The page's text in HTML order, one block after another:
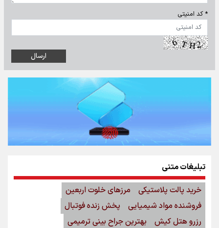
* کد امنیتی
تبلیغات متنی
خرید پالت پلاستیکی
مرزهای خلوت اربعین
فروشنده مواد شیمیایی
پخش زنده فوتبال
رزرو هتل کیش
بهترین جراح بینی ترمیمی